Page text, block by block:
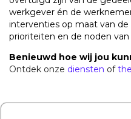
werkgever én de
interventies op maat van
prioriteiten en de noden van
Benieuwd hoe wij jou
Ontdek onze diensten of